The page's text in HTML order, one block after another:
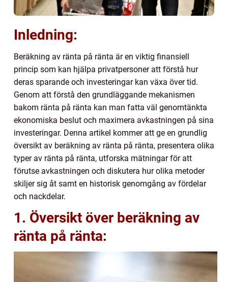
Inledning:
Beräkning av ränta på ränta är en viktig finansiell
princip som kan hjälpa privatpersoner att förstå hur
deras sparande och investeringar kan växa över tid.
Genom att förstå den grundläggande mekanismen
bakom ränta på ränta kan man fatta väl genomtänkta
ekonomiska beslut och maximera avkastningen på sina
investeringar. Denna artikel kommer att ge en grundlig
översikt av beräkning av ränta på ränta, presentera olika
typer av ränta på ränta, utforska mätningar för att
förutse avkastningen och diskutera hur olika metoder
skiljer sig åt samt en historisk genomgång av fördelar
och nackdelar.
1. Översikt över beräkning av
ränta på ränta: